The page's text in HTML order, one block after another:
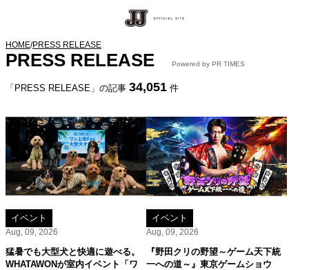
HOME/PRESS RELEASE
PRESS RELEASE Powered by PR TIMES
「PRESS RELEASE」の記事 34,051 件
イベント
Aug, 09, 2026
猛暑でも大型犬と快適に遊べる。
WHATAWONが室内イベント「ワ
イベント
Aug, 09, 2026
『野田クリの野望～ゲーム天下統
一への道～』東京ゲームショウ